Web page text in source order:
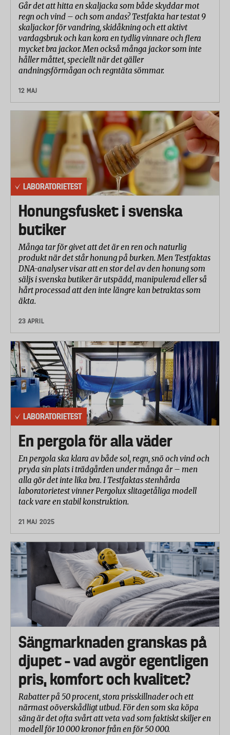
Går det att hitta en skaljacka som både skyddar mot
regn och vind – och som andas? Testfakta har testat 9
skaljackor för vandring, skidåkning och ett aktivt
vardagsbruk och kan kora en tydlig vinnare och flera
mycket bra jackor. Men också många jackor som inte
håller måttet, speciellt när det gäller
andningsförmågan och regntäta sömmar.
12 MAJ
LABORATORIETEST
Honungsfusket i svenska
butiker
Många tar för givet att det är en ren och naturlig
produkt när det står honung på burken. Men Testfaktas
DNA-analyser visar att en stor del av den honung som
säljs i svenska butiker är utspädd, manipulerad eller så
hårt processad att den inte längre kan betraktas som
äkta.
23 APRIL
LABORATORIETEST
En pergola för alla väder
En pergola ska klara av både sol, regn, snö och vind och
pryda sin plats i trädgården under många år – men
alla gör det inte lika bra. I Testfaktas stenhårda
laboratorietest vinner Pergolux slitagetåliga modell
tack vare en stabil konstruktion.
21 MAJ 2025
Sängmarknaden granskas på
djupet – vad avgör egentligen
pris, komfort och kvalitet?
Rabatter på 50 procent, stora prisskillnader och ett
närmast oöverskådligt utbud. För den som ska köpa
säng är det ofta svårt att veta vad som faktiskt skiljer en
modell för 10 000 kronor från en för 50 000.